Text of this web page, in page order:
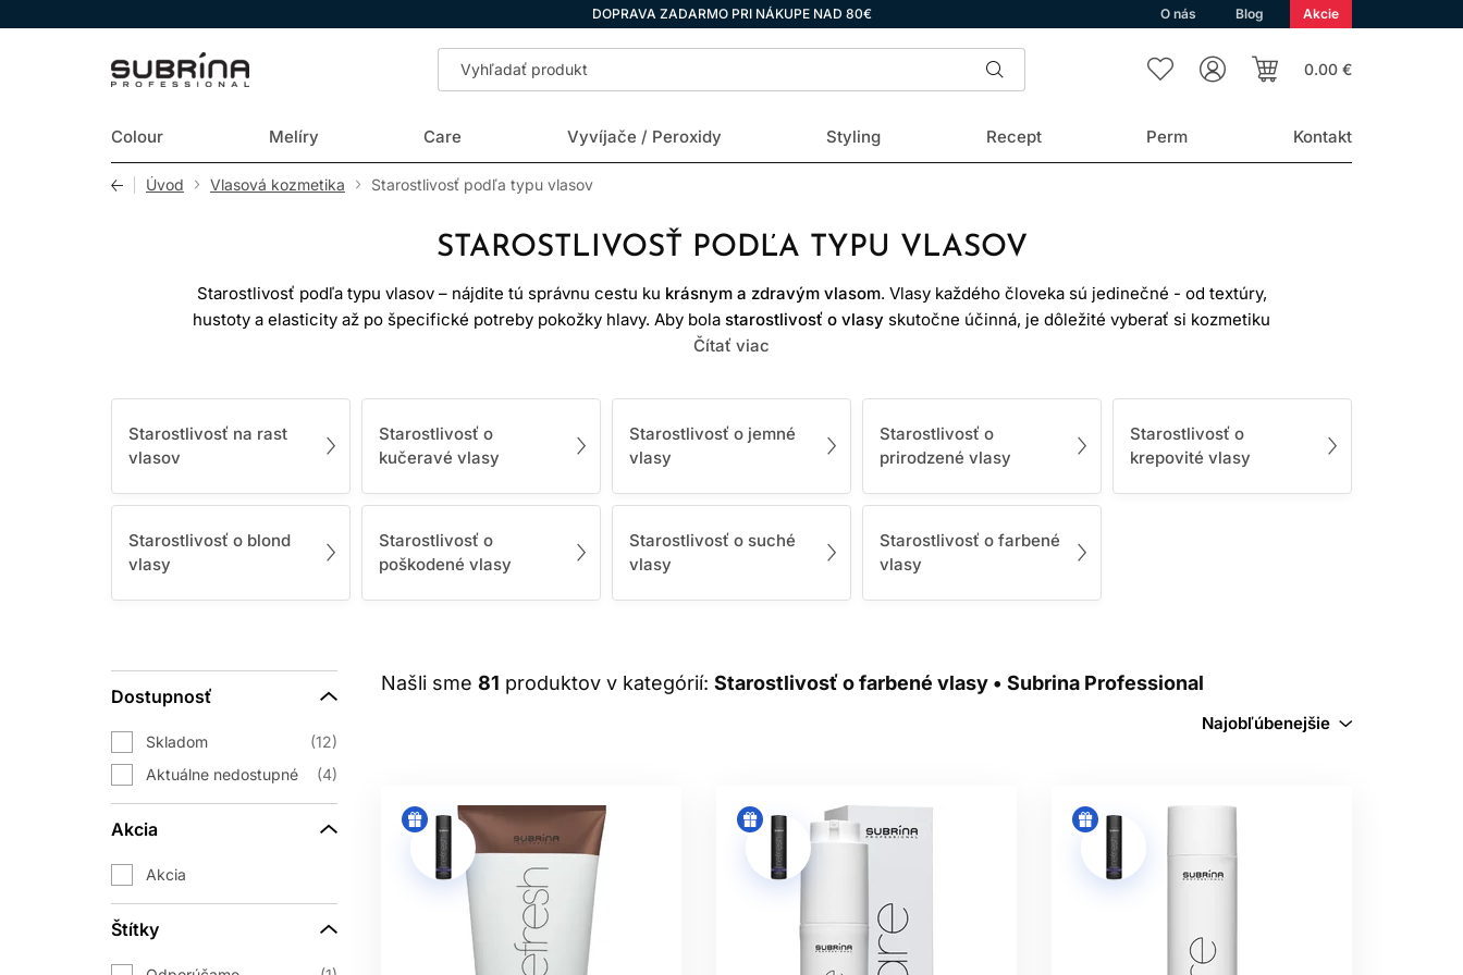
DOPRAVA ZADARMO PRI NÁKUPE NAD 80€ O nás Blog Akcie
LOMAX 0.00 €
Colour Melíry Care Vyvíjače / Peroxidy Styling Recept Perm Kontakt
Úvod Vlasová kozmetika Starostlivosť podľa typu vlasov
STAROSTLIVOSŤ PODĽA TYPU VLASOV
Starostlivosť podľa typu vlasov – nájdite tú správnu cestu ku krásnym a zdravým vlasom. Vlasy každého človeka sú jedinečné - od textúry,
hustoty a elasticity až po špecifické potreby pokožky hlavy. Aby bola starostlivosť o vlasy skutočne účinná, je dôležité vyberať si kozmetiku
Starostlivosť podľa typu vlasov
PREČO JE TYP VLASOV ROZHODUJÚCI PRI VÝBERE KOZMETIKY?
Rozdielne typy vlasov – jemné, kučeravé, suché, mastné, normálne, farbené alebo poškodené – majú odlišné potreby.
Profesionálna vlasová
kozmetikaje formulovaná tak, aby poskytovala cielene vyváženú kombináciu aktívnych látok, ktoré riešia konkrétne problémy vlasov a
Používanie nesprávnych prípravkov môže viesť k narušeniu prirodzenej rovnováhy vlasov, oslabeniu korienkov, lámaniu či strate lesku. Práve
Starostlivosť o jemné a rednúce vlasy
- Ak vás trápi nízky objem alebo rednúce vlasy, siahnite po prípravkoch na zahustenie vlasov. Tieto
produkty obsahujú zložky ako kolagén, biotín, keratín či kofeín, ktoré posilňujú vlasové vlákna a stimulujú ich rast. Výsledkom sú hustejšie,
kyselinu hyalurónovú, kofeín, aminokyseliny či vitamíny skupiny B. Tieto látky podporujú rast nových vlasov, zlepšujú mikrocirkuláciu
pokožky hlavy a predchádzajú lámaniu.
Starostlivosť o kučeravé a vlnité vlasy- Kučeravé vlasy sú prirodzene suchšie a náchylnejšie na poškodenie. Vyžadujú špeciálnu
hydratáciu, výživu a definíciu. Naša ponuka prípravkov na kučeravé vlasy obsahuje produkty s bambuckým maslom, kokosovým olejom,
proteínmi či aloe vera, ktoré znižujú krepatenie, zvýrazňujú štruktúru kučier a obnovujú pružnosť vlasov.
Čítať viac
Starostlivosť na rast
vlasov
Starostlivosť o
kučeravé vlasy
Starostlivosť o jemné
vlasy
Starostlivosť o
prirodzené vlasy
Starostlivosť o
krepovité vlasy
Starostlivosť o blond
vlasy
Starostlivosť o
poškodené vlasy
Starostlivosť o suché
vlasy
Starostlivosť o farbené
vlasy
Dostupnosť
Skladom
12
Aktuálne nedostupné
4
Akcia
Akcia
Štítky
Našli sme 81 produktov v kategórií: Starostlivosť o farbené vlasy • Subrina Professional
Najobľúbenejšie